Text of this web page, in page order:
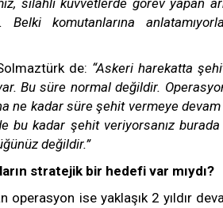
Belki komutanlarına
de: “Askeri harekatta
Bu süre normal değildir.
ne kadar süre şehit vermeye
bu kadar şehit veriyorsanız
değildir.”
stratejik bir hedefi var mıydı?
operasyon ise yaklaşık 2 yıldır